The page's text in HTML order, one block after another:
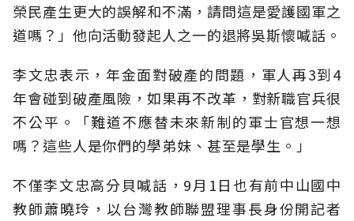
榮民產生更大的誤解和不滿，請問這是愛護國軍之
道嗎？」他向活動發起人之一的退將吳斯懷喊話。
李文忠表示，年金面對破產的問題，軍人再3到4
年會碰到破產風險，如果再不改革，對新職官兵很
不公平。「難道不應替未來新制的軍士官想一想
嗎？這些人是你們的學弟妹、甚至是學生。」
不僅李文忠高分貝喊話，9月1日也有前中山國中
教師蕭曉玲，以台灣教師聯盟理事長身份開記者